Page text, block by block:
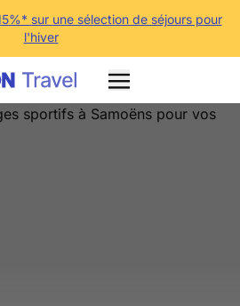
sur une sélection de séjours pour
l'hiver